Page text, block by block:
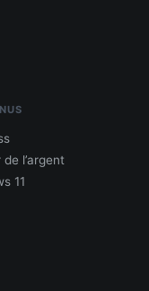
de l’argent
11